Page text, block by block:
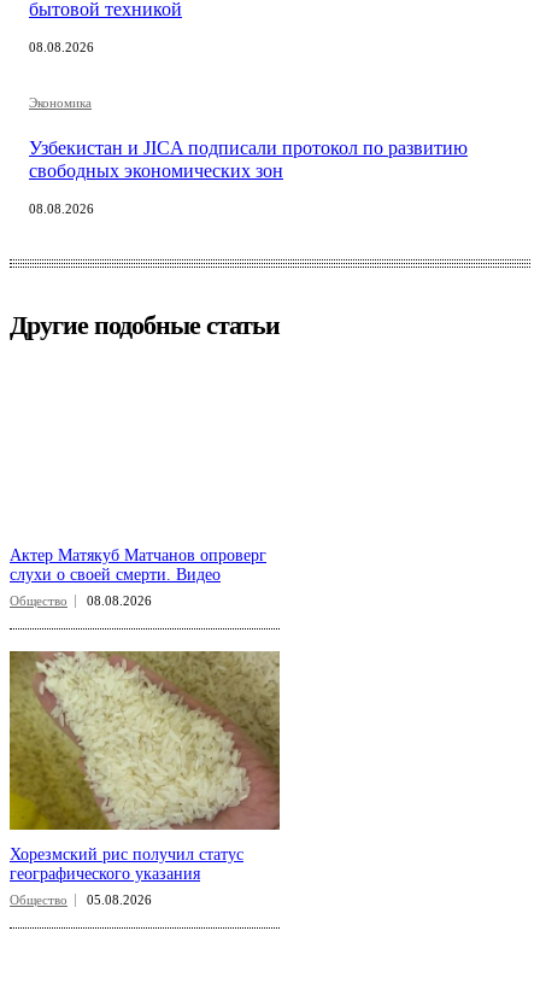
бытовой техникой
08.08.2026
Экономика
Узбекистан и JICA подписали протокол по развитию
свободных экономических зон
08.08.2026
Другие подобные статьи
Актер Матякуб Матчанов опроверг
слухи о своей смерти. Видео
Общество 08.08.2026
Хорезмский рис получил статус
географического указания
Общество 05.08.2026